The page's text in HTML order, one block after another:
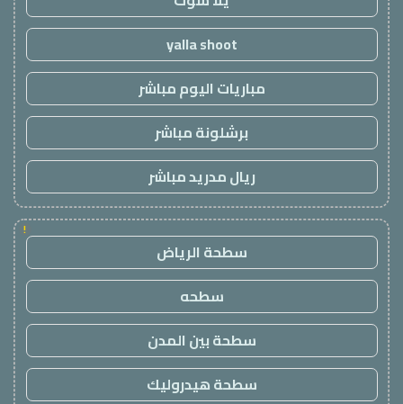
yalla shoot
مباريات اليوم مباشر
برشلونة مباشر
ريال مدريد مباشر
!
سطحة الرياض
سطحه
سطحة بين المدن
سطحة هيدروليك